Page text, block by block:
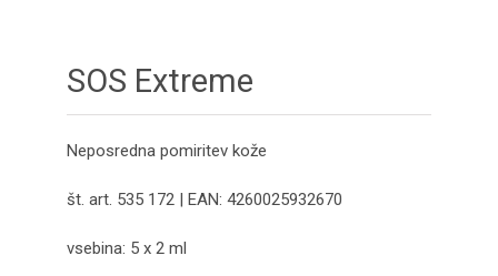
SOS Extreme
Neposredna pomiritev kože
št. art. 535 172 | EAN: 4260025932670
vsebina: 5 x 2 ml